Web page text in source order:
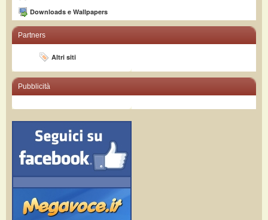
Downloads e Wallpapers
Partners
Altri siti
Pubblicità